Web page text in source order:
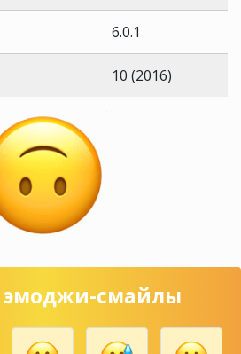
6.0.1
10 (2016)
эмоджи-смайлы